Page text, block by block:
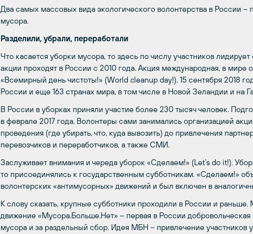
Два самых массовых вида экологического волонтерства в России –
мусора.
Разделили, убрали, переработали
Что касается уборки мусора, то здесь по числу участников
акции проходят в России с 2010 года. Акция международная, в мире
«Всемирный день чистоты!» (World cleanup day!). 15 сентября 2018
России и еще 163 странах мира, в том числе в Новой Зеландии и на
В России в уборках приняли участие более 230 тысяч человек.
в феврале 2017 года. Волонтеры сами занимались организацией
проведения (где убирать, что, куда вывозить) до привлечения
перевозчиков и переработчиков, а также СМИ.
Заслуживает внимания и череда уборок «Сделаем!» (Let’s do it!).
то присоединялись к государственным субботникам. «Сделаем!»
волонтерских «антимусорных» движений и был включен в
К слову сказать, крупные субботники проходили в России и
движение «Мусора.Больше.Нет» – первая в России
мусора и за раздельный сбор. Идея МБН – привлечение участников